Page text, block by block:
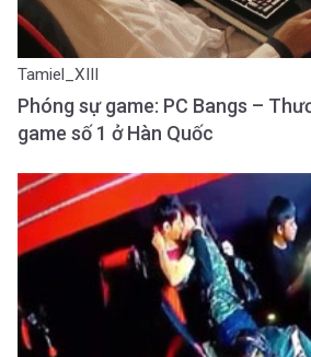
Tamiel_XIII
Phóng sự game: PC Bangs –
game số 1 ở Hàn Quốc